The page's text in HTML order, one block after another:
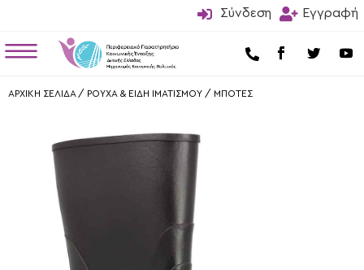
 Σύνδεση  Εγγραφή

ΑΡΧΙΚΗ ΣΕΛΙΔΑ / ΡΟΥΧΑ & ΕΙΔΗ ΙΜΑΤΙΣΜΟΥ / ΜΠΟΤΕΣ